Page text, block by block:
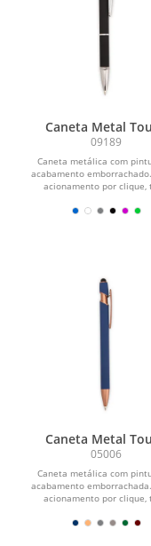
Caneta Metal
09189
Caneta metálica com
acabamento
acionamento por clique,
Caneta Metal
05006
Caneta metálica com
acabamento
acionamento por clique,